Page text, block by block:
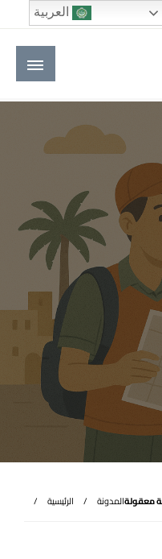
العالم العربي
الرئيسية المدونةمعقولة
العربية